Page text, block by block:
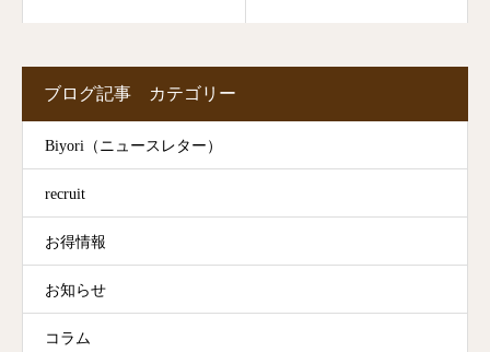
ブログ記事 カテゴリー
Biyori（ニュースレター）
recruit
お得情報
お知らせ
コラム